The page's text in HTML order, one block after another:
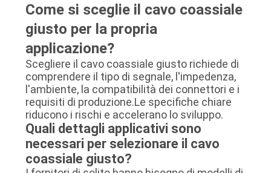
Come si sceglie il cavo coassiale
giusto per la propria
applicazione?
Scegliere il cavo coassiale giusto richiede di
comprendere il tipo di segnale, l'impedenza,
l'ambiente, la compatibilità dei connettori e i
requisiti di produzione.Le specifiche chiare
riducono i rischi e accelerano lo sviluppo.
Quali dettagli applicativi sono
necessari per selezionare il cavo
coassiale giusto?